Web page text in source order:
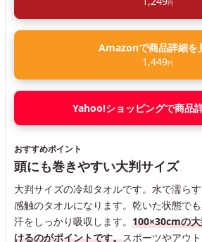
円
Amazonで商品詳細を
1,449円
Yahoo!ショッピングで商品
おすすめポイント
頭にも巻きやすい大判サイズ
大判サイズの冷却タオルです。水で濡ら
感触のタオルになります。乾いた状態でも
汗をしっかり吸収します。 100×30cmの
けるのがポイントです。スポーツやアウ